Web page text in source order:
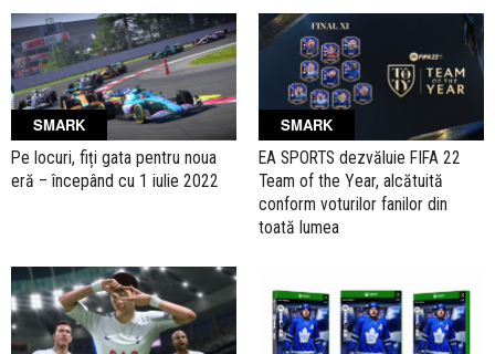
SMARK
Pe locuri, fiți gata pentru noua
eră – începând cu 1 iulie 2022
SMARK
EA SPORTS dezvăluie FIFA 22
Team of the Year, alcătuită
conform voturilor fanilor din
toată lumea